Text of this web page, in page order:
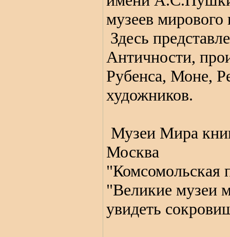
музеев мирового
Здесь
Античности,
Рубенса, Моне,
художников.
Музеи Мира
Москва
"Комсомольская
"Великие музеи
увидеть